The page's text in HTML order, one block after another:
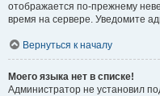
отображается по-прежнему
время на сервере. Уведомите
Вернуться к началу
Моего языка нет в списке!
Администратор не установил